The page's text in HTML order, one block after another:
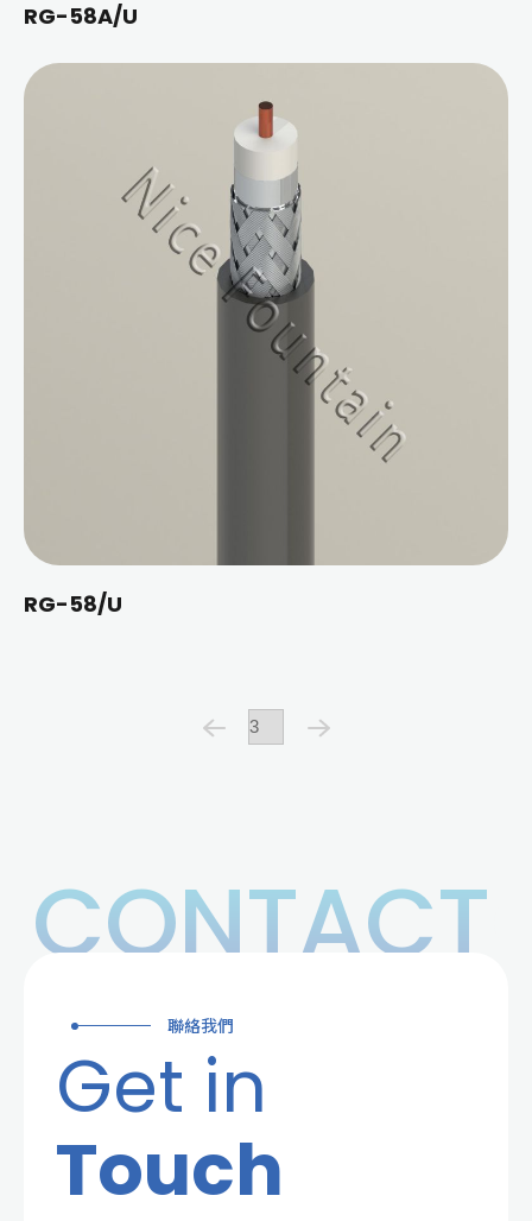
RG-58A/U
RG-58/U
CONTACT
聯絡我們
Get in
Touch